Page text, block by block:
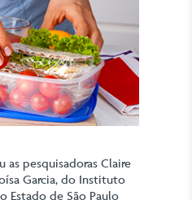
as pesquisadoras Claire
Garcia, do Instituto
Estado de São Paulo